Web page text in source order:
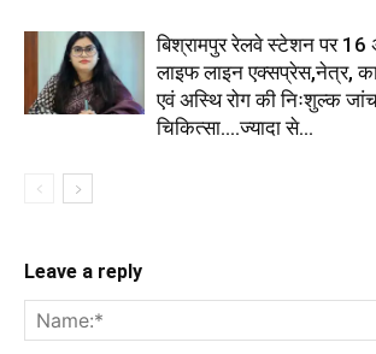
बिश्रामपुर रेलवे स्टेशन पर
लाइफ लाइन एक्सप्रेस,नेत्र,
एवं अस्थि रोग की निःशुल्क
चिकित्सा....ज्यादा से...
Leave a reply